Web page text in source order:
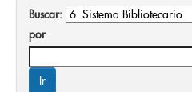
Buscar:
por